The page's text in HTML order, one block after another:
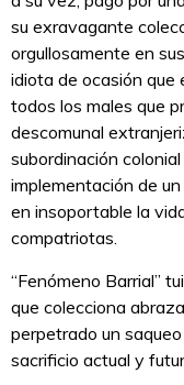
su exravagante
orgullosamente en
idiota de ocasión que
todos los males que
descomunal
subordinación
implementación de
en insoportable la
compatriotas.
“Fenómeno Barrial”
que colecciona
perpetrado un
sacrificio actual y